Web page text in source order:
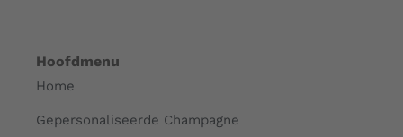
Hoofdmenu
Home
Gepersonaliseerde Champagne